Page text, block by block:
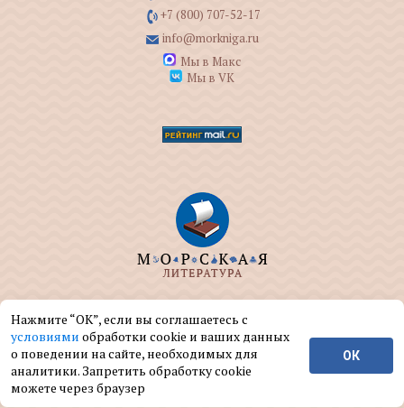
+7 (800) 707-52-17
info@morkniga.ru
Мы в Макс
Мы в VK
ООО "МОРКНИГА" занимается изданием и
реализацией книг на морскую тематику.
© ООО "МОРКНИГА", 2004 — 2026 г.
Нажмите “ОК”, если вы соглашаетесь с
условиями обработки cookie и ваших данных
о поведении на сайте, необходимых для
аналитики. Запретить обработку cookie
можете через браузер
ОК